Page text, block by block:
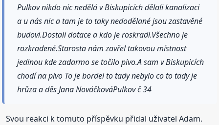
Pulkov nikdo nic nedělá v Biskupicích dělali kanalizaci
a u nás nic a tam je to taky nedodělané jsou zastavěné
budovi.Dostali dotace a kdo je roskradl.Všechno je
rozkradené.Starosta nám zavřel takovou místnost
jedinou kde zadarmo se točilo pivo.A sam v Biskupicích
chodí na pivo To je bordel to tady nebylo co to tady je
hrůza a děs Jana NováčkováPulkov č 34
Svou reakci k tomuto příspěvku přidal uživatel Adam.